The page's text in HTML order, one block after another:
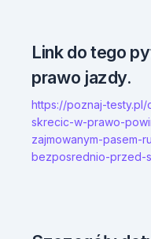
Link do tego
prawo jazdy.
https://poznaj-
skrecic-w-prawo-
zajmowanym-pasem-
bezposrednio-przed-